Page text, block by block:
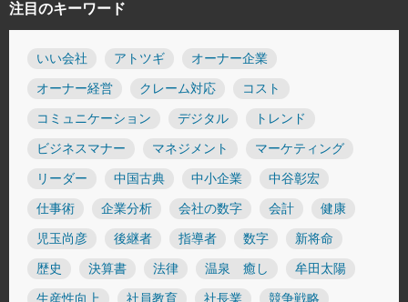
注目のキーワード
いい会社 アトツギ オーナー企業
オーナー経営 クレーム対応 コスト
コミュニケーション デジタル トレンド
ビジネスマナー マネジメント マーケティング
リーダー 中国古典 中小企業 中谷彰宏
仕事術 企業分析 会社の数字 会計 健康
児玉尚彦 後継者 指導者 数字 新将命
歴史 決算書 法律 温泉 癒し 牟田太陽
生産性向上 社員教育 社長業 競争戦略